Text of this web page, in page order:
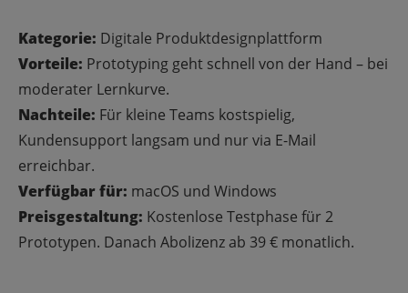
Kategorie: Digitale Produktdesignplattform
Vorteile: Prototyping geht schnell von der Hand – bei
moderater Lernkurve.
Nachteile: Für kleine Teams kostspielig,
Kundensupport langsam und nur via E-Mail
erreichbar.
Verfügbar für: macOS und Windows
Preisgestaltung: Kostenlose Testphase für 2
Prototypen. Danach Abolizenz ab 39 € monatlich.